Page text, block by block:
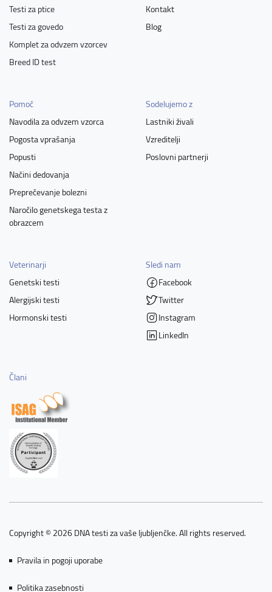
Testi za ptice
Testi za govedo
Komplet za odvzem vzorcev
Breed ID test
Kontakt
Blog
Pomoč
Navodila za odvzem vzorca
Pogosta vprašanja
Popusti
Načini dedovanja
Preprečevanje bolezni
Naročilo genetskega testa z
obrazcem
Sodelujemo z
Lastniki živali
Vzreditelji
Poslovni partnerji
Veterinarji
Genetski testi
Alergijski testi
Hormonski testi
Sledi nam
Facebook
Twitter
Instagram
LinkedIn
Člani
Copyright © 2026 DNA testi za vaše ljubljenčke. All rights reserved.
Pravila in pogoji uporabe
Politika zasebnosti